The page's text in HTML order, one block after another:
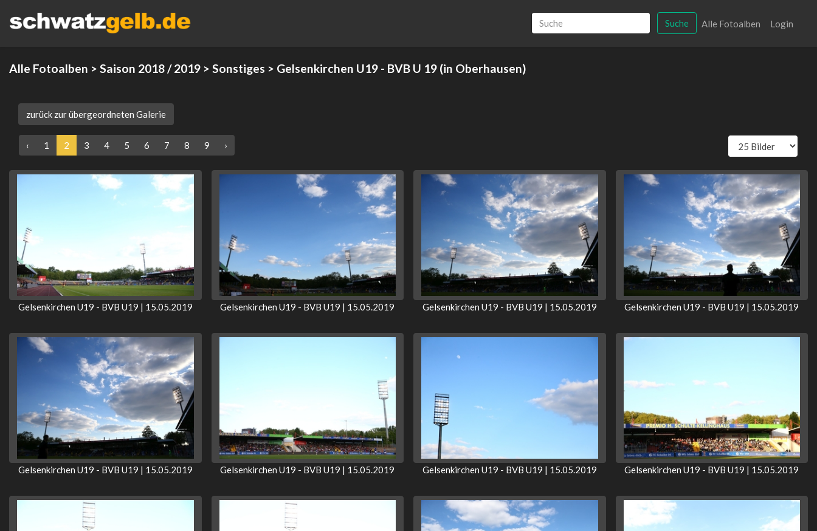
Suche Alle Fotoalben Login
Alle Fotoalben > Saison 2018 / 2019 > Sonstiges > Gelsenkirchen U19 - BVB U 19 (in Oberhausen)
zurück zur übergeordneten Galerie
‹ 1 2 3 4 5 6 7 8 9 ›
Gelsenkirchen U19 - BVB U19 | 15.05.2019 Gelsenkirchen U19 - BVB U19 | 15.05.2019 Gelsenkirchen U19 - BVB U19 | 15.05.2019 Gelsenkirchen U19 - BVB U19 | 15.05.2019
Gelsenkirchen U19 - BVB U19 | 15.05.2019 Gelsenkirchen U19 - BVB U19 | 15.05.2019 Gelsenkirchen U19 - BVB U19 | 15.05.2019 Gelsenkirchen U19 - BVB U19 | 15.05.2019